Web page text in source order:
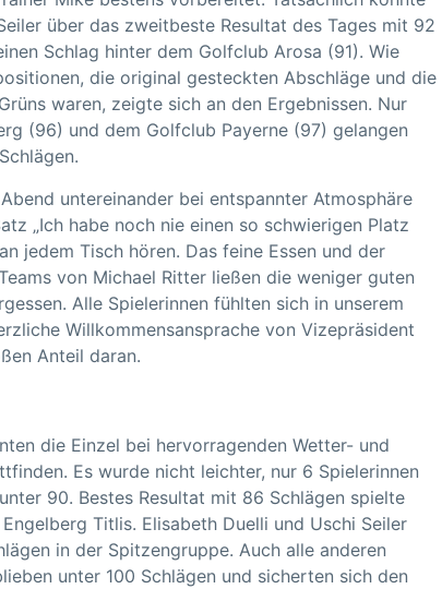
über das zweitbeste Resultat des Tages mit 92
Schlag hinter dem Golfclub Arosa (91). Wie
die original gesteckten Abschläge und die
waren, zeigte sich an den Ergebnissen. Nur
(96) und dem Golfclub Payerne (97) gelangen
untereinander bei entspannter Atmosphäre
„Ich habe noch nie einen so schwierigen Platz
jedem Tisch hören. Das feine Essen und der
von Michael Ritter ließen die weniger guten
Alle Spielerinnen fühlten sich in unserem
Willkommensansprache von Vizepräsident
Anteil daran.
die Einzel bei hervorragenden Wetter- und
Es wurde nicht leichter, nur 6 Spielerinnen
90. Bestes Resultat mit 86 Schlägen spielte
Titlis. Elisabeth Duelli und Uschi Seiler
in der Spitzengruppe. Auch alle anderen
unter 100 Schlägen und sicherten sich den